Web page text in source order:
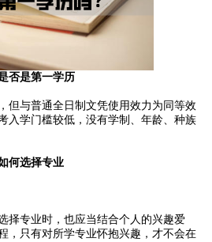
否是第一学历
但与普通全日制文凭使用效力为同等效
入学门槛较低，没有学制、年龄、种族
何选择专业
择专业时，也应当结合个人的兴趣爱
，只有对所学专业怀抱兴趣，才不会在